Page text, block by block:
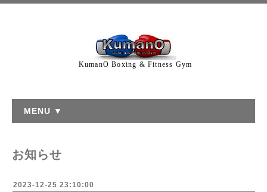
KumanO Boxing & Fitness Gym
MENU ▼
お知らせ
2023-12-25 23:10:00